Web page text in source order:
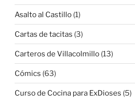
Asalto al Castillo (1)
Cartas de tacitas (3)
Carteros de Villacolmillo (13)
Cómics (63)
Curso de Cocina para ExDioses (5)